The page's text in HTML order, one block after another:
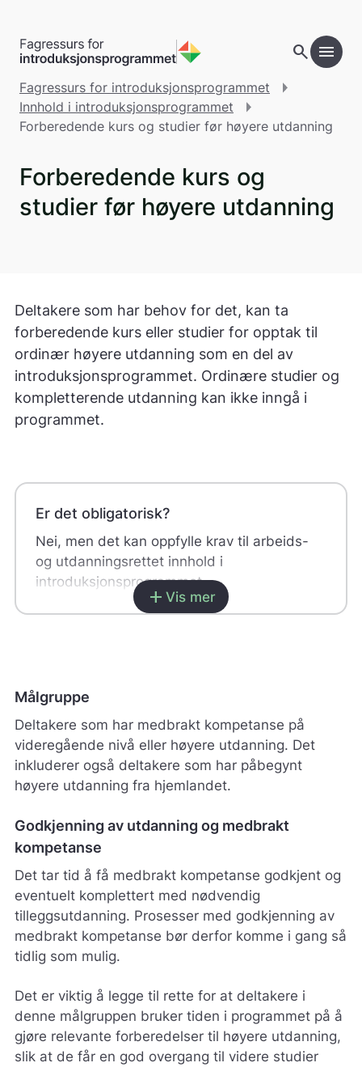
search menu
Fagressurs for introduksjonsprogrammet
Innhold i introduksjonsprogrammet
Forberedende kurs og studier før høyere utdanning
Forberedende kurs og
studier før høyere utdanning
Deltakere som har behov for det, kan ta
forberedende kurs eller studier for opptak til
ordinær høyere utdanning som en del av
introduksjonsprogrammet. Ordinære studier og
kompletterende utdanning kan ikke inngå i
programmet.
add
Er det obligatorisk?
Nei, men det kan oppfylle krav til arbeids-
og utdanningsrettet innhold i
introduksjonsprogrammet.
Når i programmet?
Etter individuell vurdering.
add Vis mer
Målgruppe
Deltakere som har medbrakt kompetanse på
videregående nivå eller høyere utdanning. Det
inkluderer også deltakere som har påbegynt
høyere utdanning fra hjemlandet.
Godkjenning av utdanning og medbrakt
kompetanse
Det tar tid å få medbrakt kompetanse godkjent og
eventuelt komplettert med nødvendig
tilleggsutdanning. Prosesser med godkjenning av
medbrakt kompetanse bør derfor komme i gang så
tidlig som mulig.
Det er viktig å legge til rette for at deltakere i
denne målgruppen bruker tiden i programmet på å
gjøre relevante forberedelser til høyere utdanning,
slik at de får en god overgang til videre studier